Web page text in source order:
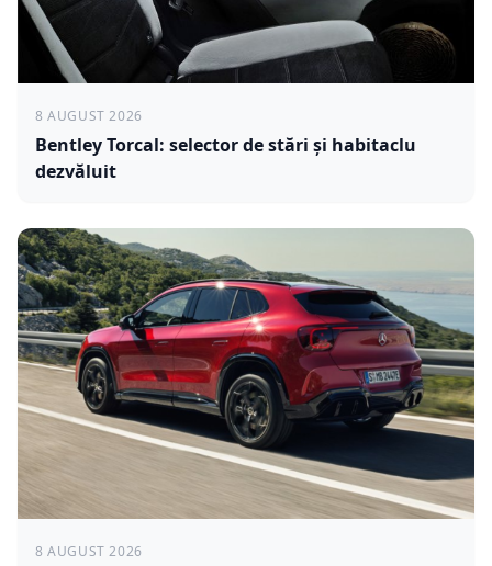
8 AUGUST 2026
Bentley Torcal: selector de stări și habitaclu
dezvăluit
8 AUGUST 2026